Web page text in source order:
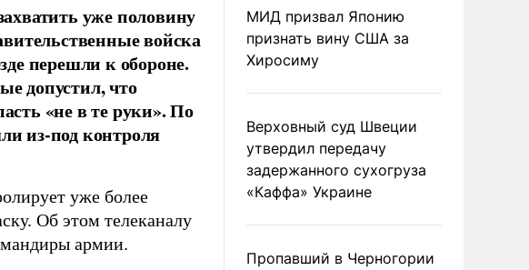
уже половину
войска
перешли к обороне.
допустил, что
«не в те руки». По
из-под контроля
уже более
Об этом телеканалу
армии.
МИД призвал Японию
признать вину США за
Хиросиму
Верховный суд Швеции
утвердил передачу
задержанного сухогруза
«Каффа» Украине
Пропавший в Черногории